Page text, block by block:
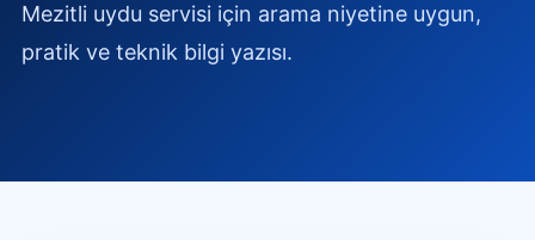
Mezitli uydu servisi için arama niyetine uygun,
pratik ve teknik bilgi yazısı.